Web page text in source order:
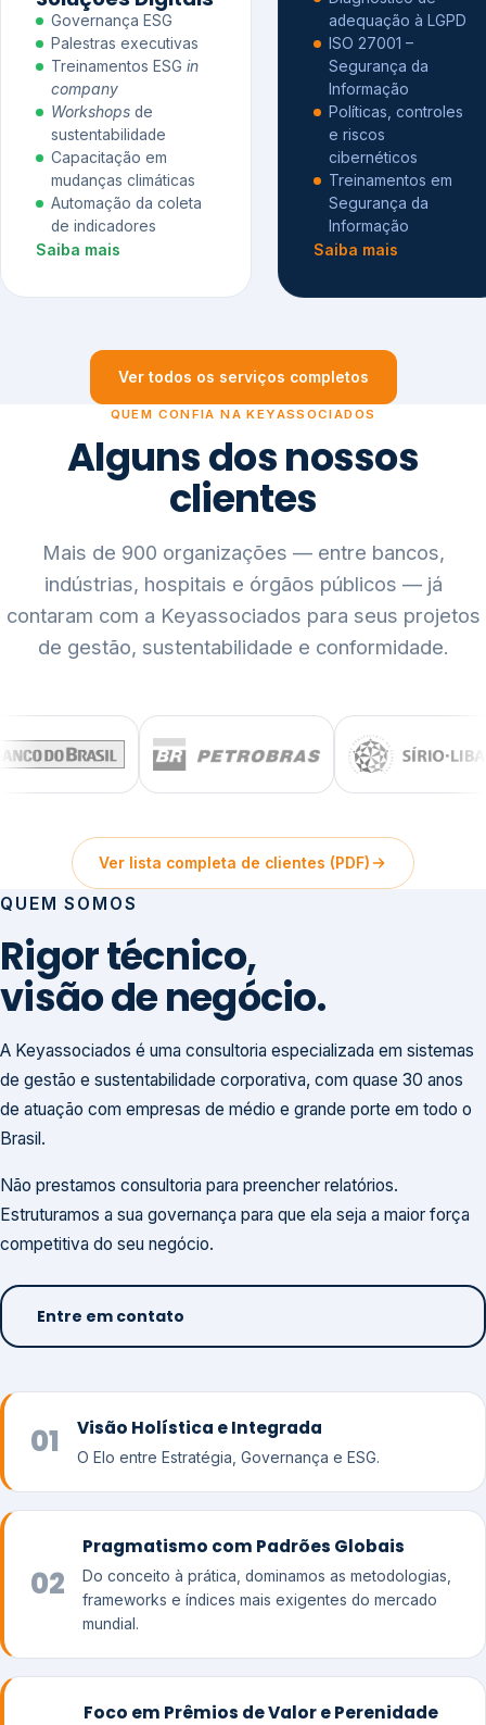
Governança ESG
Palestras executivas
Treinamentos ESG in
company
Workshops de
sustentabilidade
Capacitação em
mudanças climáticas
Automação da coleta
de indicadores
Saiba mais
adequação à LGPD
ISO 27001 –
Segurança da
Informação
Políticas, controles
e riscos
cibernéticos
Treinamentos em
Segurança da
Informação
Saiba mais
Ver todos os serviços completos
QUEM CONFIA NA KEYASSOCIADOS
Alguns dos nossos
clientes
Mais de 900 organizações — entre bancos,
indústrias, hospitais e órgãos públicos — já
contaram com a Keyassociados para seus projetos
de gestão, sustentabilidade e conformidade.
Ver lista completa de clientes (PDF)
QUEM SOMOS
Rigor técnico,
visão de negócio.
A Keyassociados é uma consultoria especializada em sistemas
de gestão e sustentabilidade corporativa, com quase 30 anos
de atuação com empresas de médio e grande porte em todo o
Brasil.
Não prestamos consultoria para preencher relatórios.
Estruturamos a sua governança para que ela seja a maior força
competitiva do seu negócio.
Entre em contato
01 Visão Holística e Integrada
O Elo entre Estratégia, Governança e ESG.
02
Pragmatismo com Padrões Globais
Do conceito à prática, dominamos as metodologias,
frameworks e índices mais exigentes do mercado
mundial.
Foco em Prêmios de Valor e Perenidade